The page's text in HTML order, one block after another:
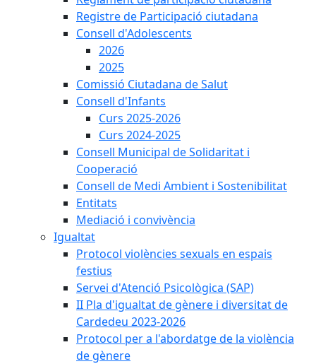
Registre de Participació ciutadana
Consell d'Adolescents
2026
2025
Comissió Ciutadana de Salut
Consell d'Infants
Curs 2025-2026
Curs 2024-2025
Consell Municipal de Solidaritat i
Cooperació
Consell de Medi Ambient i Sostenibilitat
Entitats
Mediació i convivència
Igualtat
Protocol violències sexuals en espais
festius
Servei d'Atenció Psicològica (SAP)
II Pla d'igualtat de gènere i diversitat de
Cardedeu 2023-2026
Protocol per a l'abordatge de la violència
de gènere